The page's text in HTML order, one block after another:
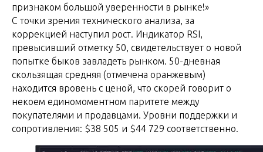
признаком большой уверенности в рынке!»
С точки зрения технического анализа, за
коррекцией наступил рост. Индикатор RSI,
превысивший отметку 50, свидетельствует о новой
попытке быков завладеть рынком. 50-дневная
скользящая средняя (отмечена оранжевым)
находится вровень с ценой, что скорей говорит о
некоем единомоментном паритете между
покупателями и продавцами. Уровни поддержки и
сопротивления: $38 505 и $44 729 соответственно.